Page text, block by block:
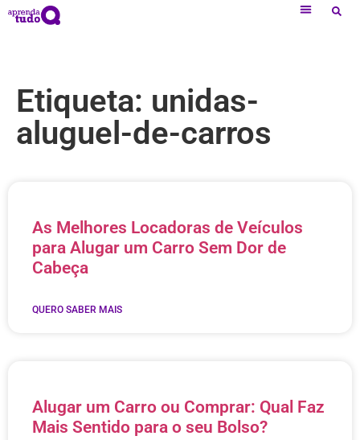
Etiqueta: unidas-
aluguel-de-carros
As Melhores Locadoras de Veículos
para Alugar um Carro Sem Dor de
Cabeça
QUERO SABER MAIS
Alugar um Carro ou Comprar: Qual Faz
Mais Sentido para o seu Bolso?